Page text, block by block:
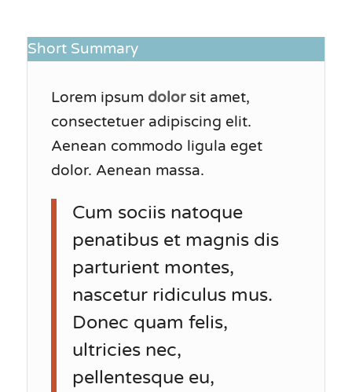
Short Summary
Lorem ipsum dolorsit amet,
consectetuer adipiscing elit.
Aenean commodo ligula eget
dolor. Aenean massa.
Cum sociis natoque
penatibus et magnis dis
parturient montes,
nascetur ridiculus mus.
Donec quam felis,
ultricies nec,
pellentesque eu,